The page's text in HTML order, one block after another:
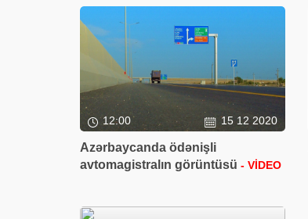
12:00 15 12 2020
Azərbaycanda ödənişli
avtomagistralın görüntüsü - VİDEO